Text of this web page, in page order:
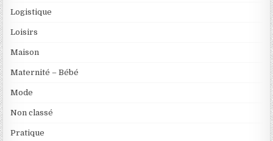
Logistique
Loisirs
Maison
Maternité – Bébé
Mode
Non classé
Pratique